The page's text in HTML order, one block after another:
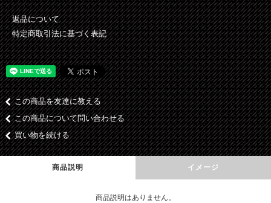
返品について
特定商取引法に基づく表記
この商品を友達に教える
この商品について問い合わせる
買い物を続ける
商品説明 イメージ
商品説明はありません。